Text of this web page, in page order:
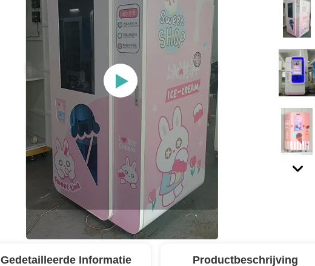
Gedetailleerde Informatie Productbeschrijving